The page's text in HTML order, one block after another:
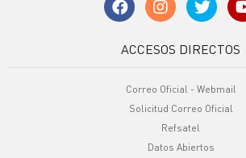
ACCESOS DIRECTOS
Correo Oficial - Webmail
Solicitud Correo Oficial
Refsatel
Datos Abiertos